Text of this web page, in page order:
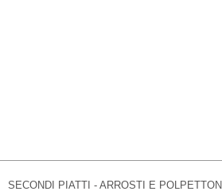
SECONDI PIATTI - ARROSTI E POLPETTONI